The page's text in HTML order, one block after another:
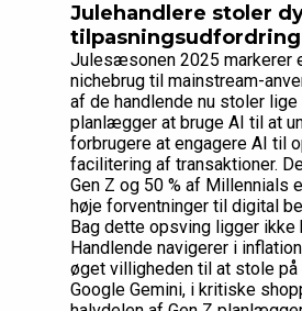
Julehandlere stoler
tilpasningsudfordring
Julesæsonen 2025 markerer
nichebrug til mainstream-
af de handlende nu stoler
planlægger at bruge AI til at
forbrugere at engagere AI til
facilitering af transaktioner.
Gen Z og 50 % af
høje forventninger til digital
Bag dette opsving ligger
Handlende navigerer i
øget villigheden til at stole
Google Gemini, i kritiske